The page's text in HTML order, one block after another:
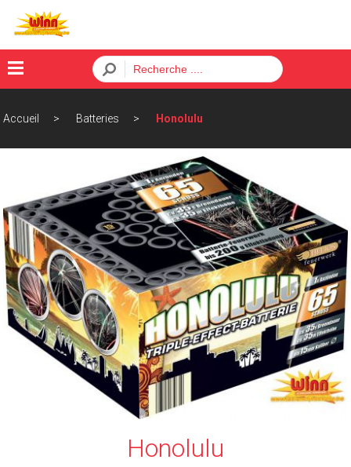
BATTERIES
FUSÉES
PÈTARDS
ORDRE
CONTACT
Accueil Batteries Honolulu
Honolulu